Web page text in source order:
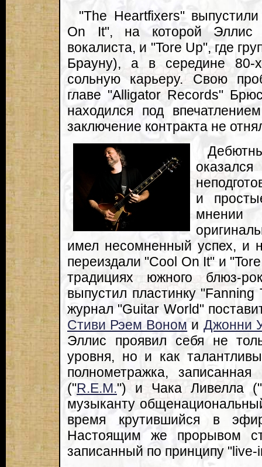
"The Heartfixers"
On It", на которой Эллис
вокалиста, и "Tore Up", где
Брауну), а в середине 80-
сольную карьеру. Свою
главе "Alligator Records"
находился под
заключение контракта не
и
имел несомненный успех, и
переиздали "Cool On It" и
традициях южного блюз-
выпустил пластинку
журнал "Guitar World"
Стиви Рэем Воном и Джонни
Эллис проявил себя не
уровня, но и как
полнометражка,
("R.E.M.") и Чака Ливелла ("
музыканту
время крутившийся в
Настоящим же прорывом
записанный по принципу "live-